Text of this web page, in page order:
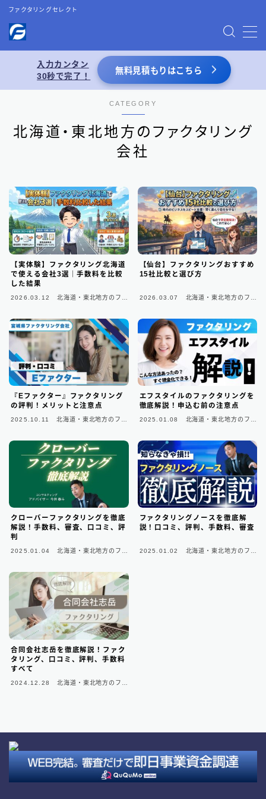
ファクタリングセレクト
MENU
お問い合わせ
あわせて読みたい
【2026年8月最新】ファクタリング業者一覧
（66選）
関東地方のファクタリング会社 200
東京都のファクタリング会社 194
埼玉県のファクタリング会社 5
近畿地方のファクタリング会社 13
大阪府のファクタリング会社 13
九州地方のファクタリング会社
北海道・東北地方のファクタリング会社 7
中部地方・東海地方のファクタリング会社 5
四国地方のファクタリング会社
▼無料の見積もりがオススメ
入力カンタン
30秒で完了！
無料見積もりはこちら
CATEGORY
北海道・東北地方のファクタリング
会社
【実体験】ファクタリング北海道
で使える会社3選｜手数料を比較
した結果
2026.03.12
北海道・東北地方のファ
【仙台】ファクタリングおすすめ
15社比較と選び方
2026.03.07
北海道・東北地方のファ
『Eファクター』ファクタリング
の評判！メリットと注意点
2025.10.11
北海道・東北地方のファ
エフスタイルのファクタリングを
徹底解説！申込む前の注意点
2025.01.08
北海道・東北地方のファ
クローバーファクタリングを徹底
解説！手数料、審査、口コミ、評
判
2025.01.04
北海道・東北地方のファ
ファクタリングノースを徹底解
説！口コミ、評判、手数料、審査
2025.01.02
北海道・東北地方のファ
合同会社志岳を徹底解説！ファク
タリング、口コミ、評判、手数料
すべて
2024.12.28
北海道・東北地方のファ